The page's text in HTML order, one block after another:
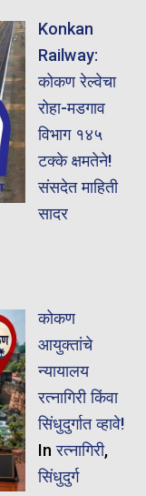
Konkan
Railway:
कोकण रेल्वेचा
रोहा-मडगाव
विभाग १४५
टक्के क्षमतेने!
संसदेत माहिती
सादर
कोकण
आयुक्तांचे
न्यायालय
रत्नागिरी किंवा
सिंधुदुर्गात व्हावे!
Inरत्नागिरी,
सिंधुदुर्ग